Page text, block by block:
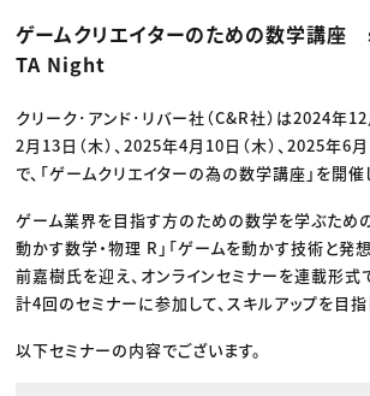
ディレクション
業界解説・キャリア事情
お役立ち基礎知識
ゲームクリエイター
映像クリエイター
マーケッター
C＆R Magazine
ニュース・トレンド
Web
映像
ゲーム・エンタメ
広告
出版
CREATIVE VILLAGEからのお知らせ
プロフェッショナル×つながる×メデ
ゲームクリエイターのための数学講
TA Night
クリーク･アンド･リバー社（C&R社）は2024年12
2月13日（木）、2025年4月10日（木）、2025年6
で、「ゲームクリエイターの為の数学講座」を開催
ゲーム業界を目指す方のための数学を学ぶため
動かす数学・物理 R」「ゲームを動かす技術と発
前嘉樹氏を迎え、オンラインセミナーを連載形式
計4回のセミナーに参加して、スキルアップを目指
以下セミナーの内容でございます。